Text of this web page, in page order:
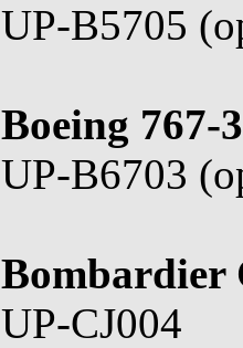
UP-B5705
Boeing 767-
UP-B6703
Bombardier
UP-CJ004